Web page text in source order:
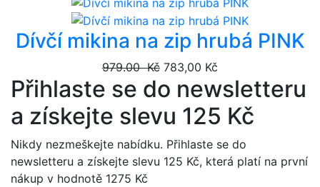
Dívčí mikina na zip hrubá PINK
979.00 Kč 783,00 Kč
Přihlaste se do newsletteru
a získejte slevu 125 Kč
Nikdy nezmeškejte nabídku. Přihlaste se do
newsletteru a získejte slevu 125 Kč, která platí na první
nákup v hodnotě 1275 Kč